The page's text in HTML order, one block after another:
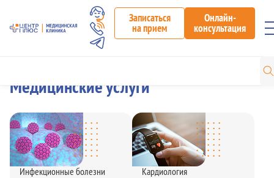
Записаться
на прием
Онлайн-
консультация
Медицинские услуги
Инфекционные болезни Кардиология